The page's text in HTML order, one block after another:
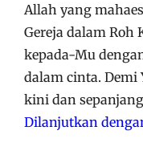
Allah yang
Gereja dalam Roh
kepada-Mu
dalam cinta. Demi
kini dan
Dilanjutkan